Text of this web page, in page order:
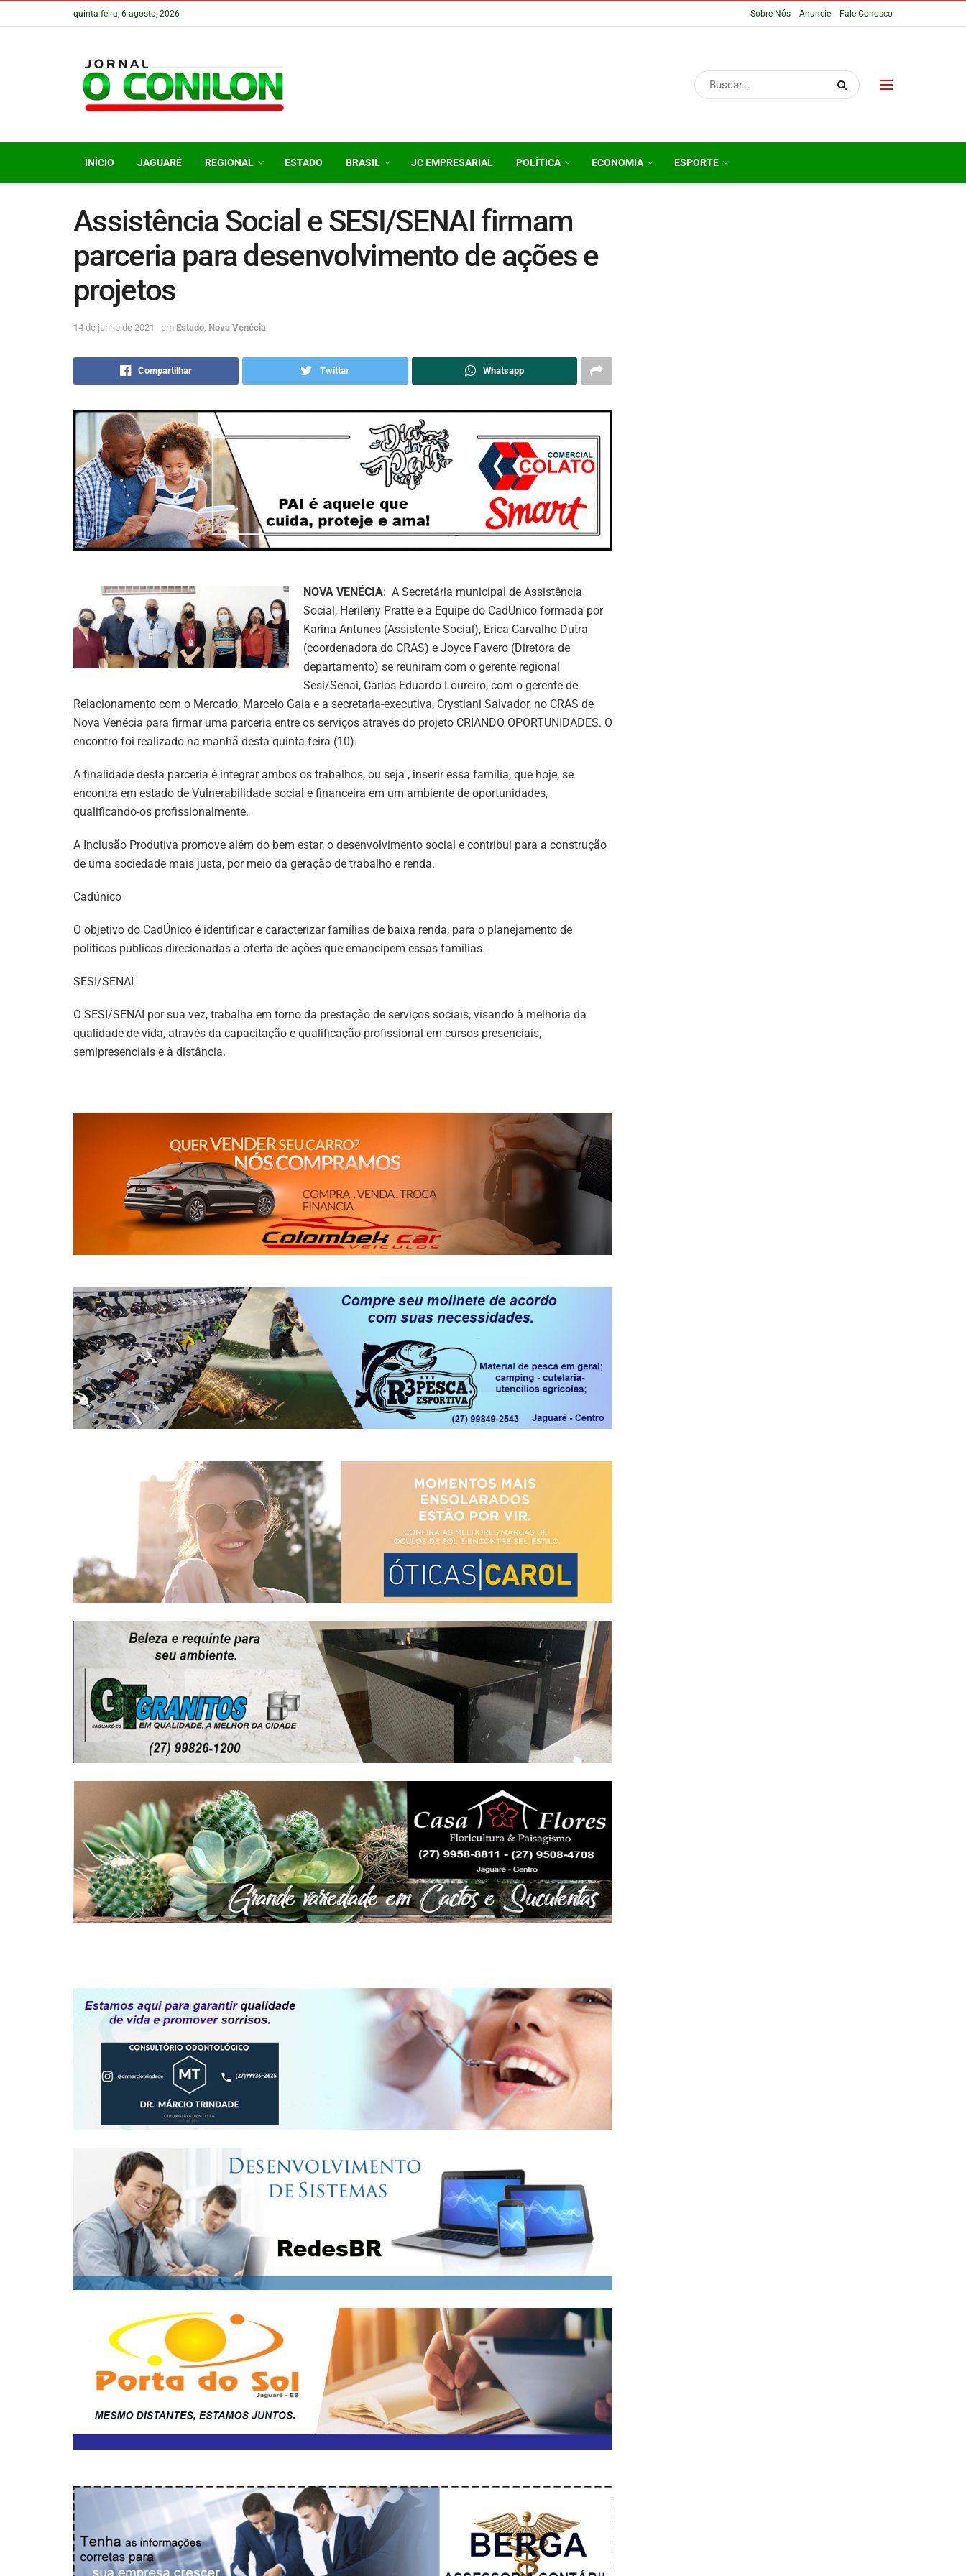
quinta-feira, 6 agosto, 2026 Sobre Nós Anuncie Fale Conosco
INÍCIO JAGUARÉ REGIONAL ESTADO BRASIL JC EMPRESARIAL POLÍTICA ECONOMIA ESPORTE
Assistência Social e SESI/SENAI firmam
parceria para desenvolvimento de ações e
projetos
14 de junho de 2021 em Estado Nova Venécia
Compartilhar Twittar Whatsapp
NOVA VENÉCIA: A Secretária municipal de Assistência
Social, Herileny Pratte e a Equipe do CadÚnico formada por
Karina Antunes (Assistente Social), Erica Carvalho Dutra
(coordenadora do CRAS) e Joyce Favero (Diretora de
departamento) se reuniram com o gerente regional
Sesi/Senai, Carlos Eduardo Loureiro, com o gerente de
Relacionamento com o Mercado, Marcelo Gaia e a secretaria-executiva, Crystiani Salvador, no CRAS de
Nova Venécia para firmar uma parceria entre os serviços através do projeto CRIANDO OPORTUNIDADES. O
encontro foi realizado na manhã desta quinta-feira (10).
A finalidade desta parceria é integrar ambos os trabalhos, ou seja , inserir essa família, que hoje, se
encontra em estado de Vulnerabilidade social e financeira em um ambiente de oportunidades,
qualificando-os profissionalmente.
A Inclusão Produtiva promove além do bem estar, o desenvolvimento social e contribui para a construção
de uma sociedade mais justa, por meio da geração de trabalho e renda.
Cadúnico
O objetivo do CadÚnico é identificar e caracterizar famílias de baixa renda, para o planejamento de
políticas públicas direcionadas a oferta de ações que emancipem essas famílias.
SESI/SENAI
O SESI/SENAI por sua vez, trabalha em torno da prestação de serviços sociais, visando à melhoria da
qualidade de vida, através da capacitação e qualificação profissional em cursos presenciais,
semipresenciais e à distância.